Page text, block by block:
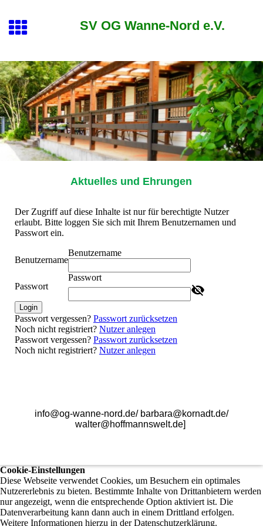
SV OG Wanne-Nord e.V.
Aktuelles und Ehrungen
Der Zugriff auf diese Inhalte ist nur für berechtigte Nutzer
erlaubt. Bitte loggen Sie sich mit Ihrem Benutzernamen und
Passwort ein.
Benutzername
Benutzername
Passwort
Passwort
Login
Passwort vergessen? Passwort zurücksetzen
Noch nicht registriert? Nutzer anlegen
Passwort vergessen? Passwort zurücksetzen
Noch nicht registriert? Nutzer anlegen
info@og-wanne-nord.de/ barbara@kornadt.de/
walter@hoffmannswelt.de]
Cookie-Einstellungen
Diese Webseite verwendet Cookies, um Besuchern ein optimales
Nutzererlebnis zu bieten. Bestimmte Inhalte von Drittanbietern werden
nur angezeigt, wenn die entsprechende Option aktiviert ist. Die
Datenverarbeitung kann dann auch in einem Drittland erfolgen.
Weitere Informationen hierzu in der Datenschutzerklärung.